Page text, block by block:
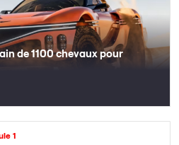
de 1100 chevaux pour
1